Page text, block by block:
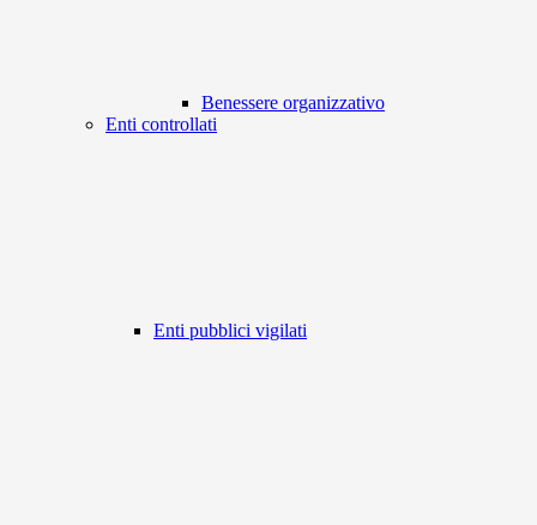
Benessere organizzativo
Enti controllati
Enti pubblici vigilati